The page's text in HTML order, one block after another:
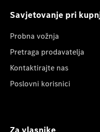
Savjetovanje pri
Probna vožnja
Pretraga prodavatelja
Kontaktirajte nas
Poslovni korisnici